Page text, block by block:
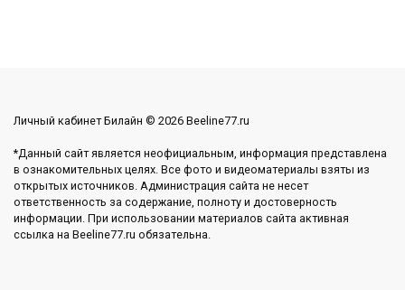
Личный кабинет Билайн © 2026 Beeline77.ru
*Данный сайт является неофициальным, информация представлена
в ознакомительных целях. Все фото и видеоматериалы взяты из
открытых источников. Администрация сайта не несет
ответственность за содержание, полноту и достоверность
информации. При использовании материалов сайта активная
ссылка на Beeline77.ru обязательна.